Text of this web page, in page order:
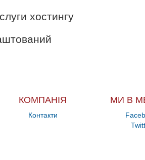
хостингу
КОМПАНІЯ
Контакти
МИ В